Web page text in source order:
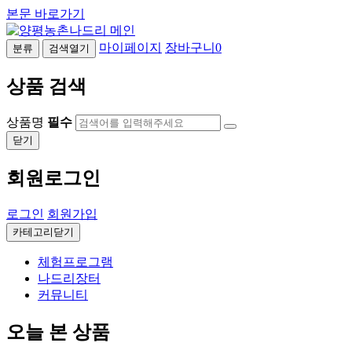
본문 바로가기
분류 검색열기 마이페이지 장바구니 0
상품 검색
상품명 필수
닫기
회원로그인
로그인 회원가입
카테고리닫기
체험프로그램
나드리장터
커뮤니티
오늘 본 상품